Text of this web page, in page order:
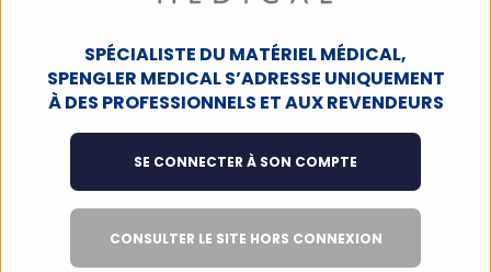
Filtres produit
SPÉCIALISTE DU MATÉRIEL MÉDICAL,
SPENGLER MEDICAL S’ADRESSE UNIQUEMENT
À DES PROFESSIONNELS ET AUX REVENDEURS
SE CONNECTER À SON COMPTE
CONSULTER LE SITE HORS CONNEXION